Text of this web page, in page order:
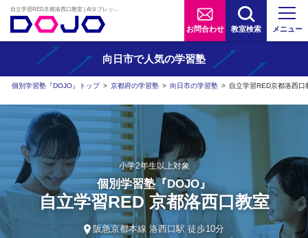
お問合わせ 教室検索 メニュー
向日市で人気の学習塾
個別学習塾『DOJO』トップ > 京都府の学習塾 > 向日市の学習塾 > 自立学習RED京都洛西口
小学2年生以上対象
個別学習塾『DOJO』
自立学習RED 京都洛西口教室
阪急京都本線 洛西口駅 徒歩10分